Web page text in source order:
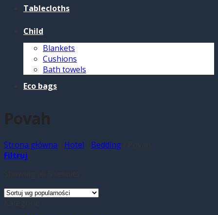
Tablecloths
Child
Blankets
Cushions
Bath towels
Eco bags
Povah
Strona główna Hotel Bedding
Filtruj